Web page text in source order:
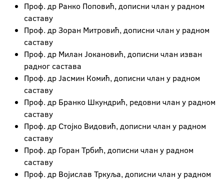
Проф. др Ранко Поповић, дописни члан у радном
саставу
Проф. др Зоран Митровић, дописни члан у радном
саставу
Проф. др Милан Јокановић, дописни члан изван
радног састава
Проф. др Јасмин Комић, дописни члан у радном
саставу
Проф. др Бранко Шкундрић, редовни члан у радном
саставу
Проф. др Стојко Видовић, дописни члан у радном
саставу
Проф. др Горан Трбић, дописни члан у радном
саставу
Проф. др Војислав Тркуља, дописни члан у радном